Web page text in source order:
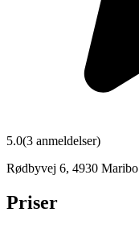
5.0(3 anmeldelser)
Rødbyvej 6, 4930 Maribo
Priser